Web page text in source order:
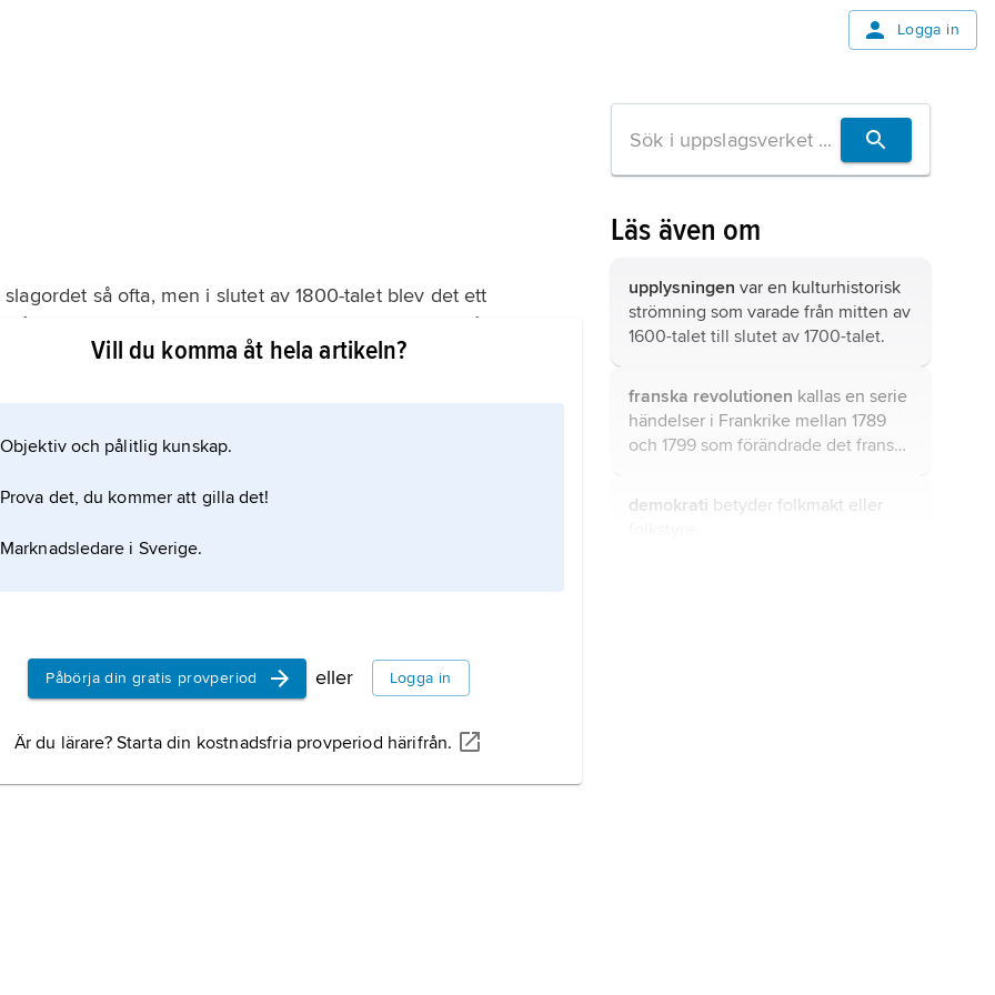
Logga in
så ofta, men i slutet av 1800-talet blev det ett
franska myndigheters byggnader och dessutom på
slagordet i andra länder när de vill lyfta fram idéerna
Vill du komma åt hela artikeln?
Objektiv och pålitlig kunskap.
Prova det, du kommer att gilla det!
Marknadsledare i Sverige.
Påbörja din gratis provperiod eller Logga in
Är du lärare? Starta din kostnadsfria provperiod härifrån.
Läs även om
upplysningen var en kulturhistorisk
strömning som varade från mitten av
1600-talet till slutet av 1700-talet.
franska revolutionen kallas en serie
händelser i Frankrike mellan 1789
och 1799 som förändrade det franska
demokrati betyder folkmakt eller